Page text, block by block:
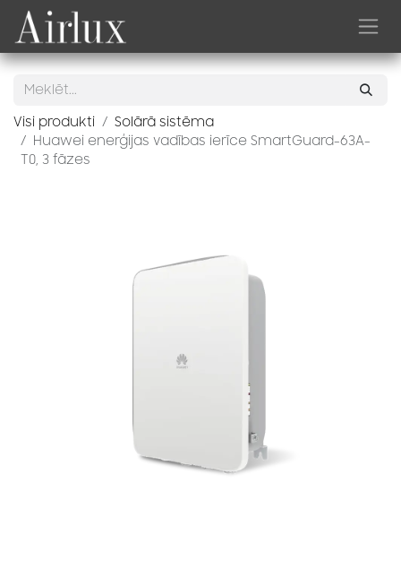
Skip to Content
Visi produkti
Solārā sistēma
Huawei enerģijas vadības ierīce SmartGuard-63A-
T0, 3 fāzes